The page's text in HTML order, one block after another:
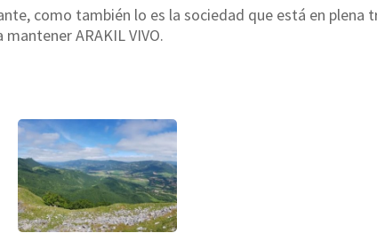
como también lo es la sociedad que está en plena
ARAKIL VIVO.